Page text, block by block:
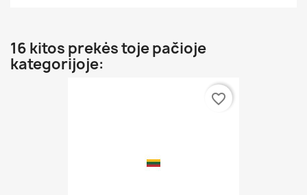
16 kitos prekės toje pačioje
kategorijoje:
favorite_border